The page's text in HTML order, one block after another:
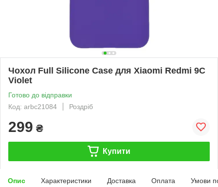
Чохол Full Silicone Case для Xiaomi Redmi 9C
Violet
Готово до відправки
Код: arbc21084
Роздріб
299 ₴
Купити
Опис Характеристики Доставка Оплата Умови